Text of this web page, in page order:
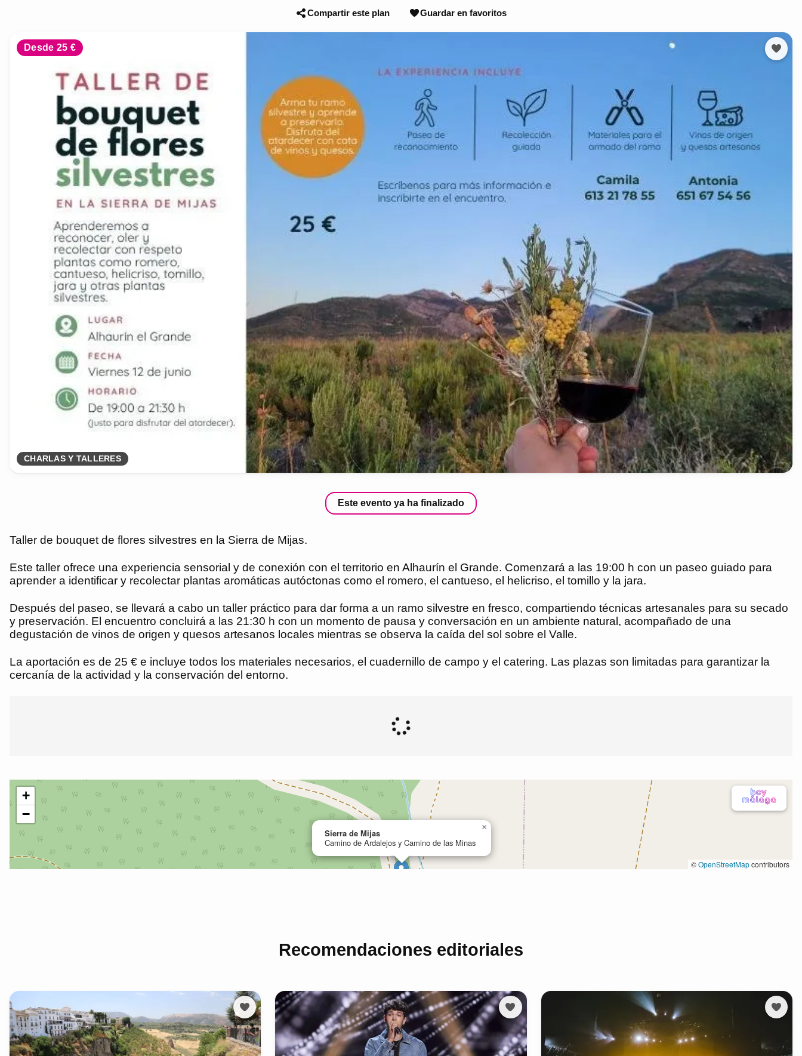
Compartir este plan Guardar en favoritos
Desde 25 €
CHARLAS Y TALLERES
Este evento ya ha finalizado
Taller de bouquet de flores silvestres en la Sierra de Mijas.
Este taller ofrece una experiencia sensorial y de conexión con el territorio en Alhaurín el Grande. Comenzará a las 19:00 h con un paseo guiado para
aprender a identificar y recolectar plantas aromáticas autóctonas como el romero, el cantueso, el helicriso, el tomillo y la jara.
Después del paseo, se llevará a cabo un taller práctico para dar forma a un ramo silvestre en fresco, compartiendo técnicas artesanales para su secado
y preservación. El encuentro concluirá a las 21:30 h con un momento de pausa y conversación en un ambiente natural, acompañado de una
degustación de vinos de origen y quesos artesanos locales mientras se observa la caída del sol sobre el Valle.
La aportación es de 25 € e incluye todos los materiales necesarios, el cuadernillo de campo y el catering. Las plazas son limitadas para garantizar la
cercanía de la actividad y la conservación del entorno.
Recomendaciones editoriales